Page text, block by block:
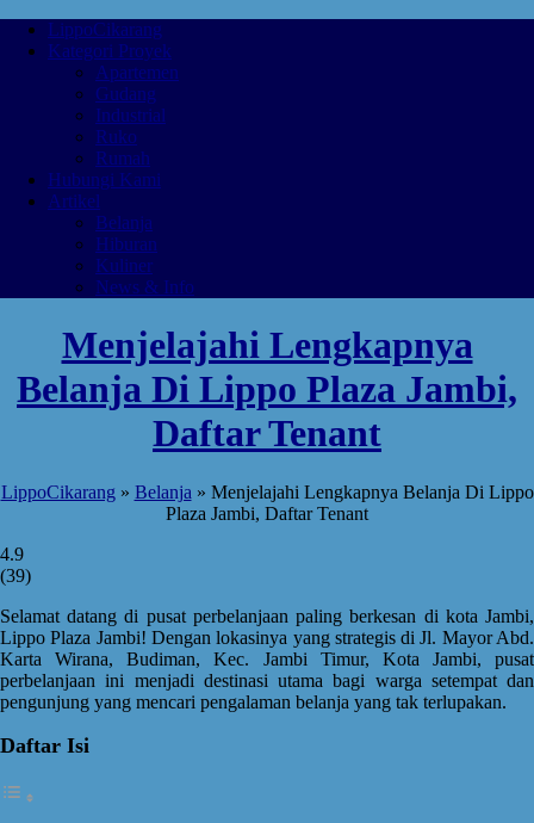
LippoCikarang
Kategori Proyek
Apartemen
Gudang
Industrial
Ruko
Rumah
Hubungi Kami
Artikel
Belanja
Hiburan
Kuliner
News & Info
Menjelajahi Lengkapnya
Belanja Di Lippo Plaza Jambi,
Daftar Tenant
LippoCikarang » Belanja » Menjelajahi Lengkapnya Belanja Di Lippo
Plaza Jambi, Daftar Tenant
4.9
(39)
Selamat datang di pusat perbelanjaan paling berkesan di kota Jambi,
Lippo Plaza Jambi! Dengan lokasinya yang strategis di Jl. Mayor Abd.
Karta Wirana, Budiman, Kec. Jambi Timur, Kota Jambi, pusat
perbelanjaan ini menjadi destinasi utama bagi warga setempat dan
pengunjung yang mencari pengalaman belanja yang tak terlupakan.
Daftar Isi